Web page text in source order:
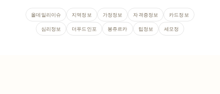
올데일리이슈 지역정보 가정정보 자격증정보 카드정보
심리정보 더푸드인포 봉쥬르카 팁정보 세모정